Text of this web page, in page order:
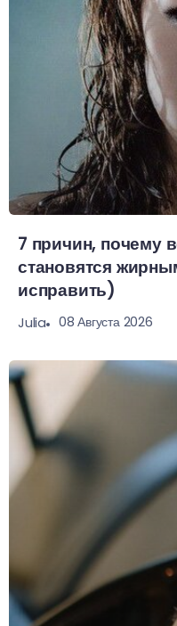
7 причин, почему
становятся
исправить)
Julia 08 Августа 2026